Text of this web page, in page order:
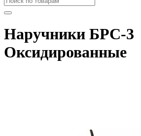
Наручники БРС-3
Оксидированные